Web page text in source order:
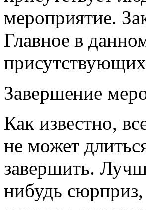
мероприятие.
Главное в
Завершение
Как известно,
не может
завершить.
нибудь